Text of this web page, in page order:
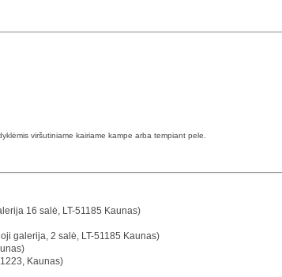
viršutiniame kairiame kampe arba tempiant pele.
16 salė, LT-51185 Kaunas)
galerija, 2 salė, LT-51185 Kaunas)
Kaunas)